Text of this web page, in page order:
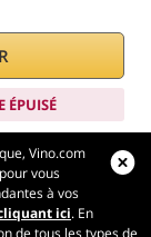
ÉPUISÉ
Vino.com
vous
à vos
ici. En
de tous les types de